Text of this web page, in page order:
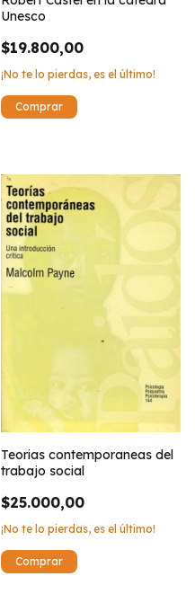
Unesco
$19.800,00
¡No te lo pierdas, es el último!
Teorias contemporaneas del
trabajo social
$25.000,00
¡No te lo pierdas, es el último!